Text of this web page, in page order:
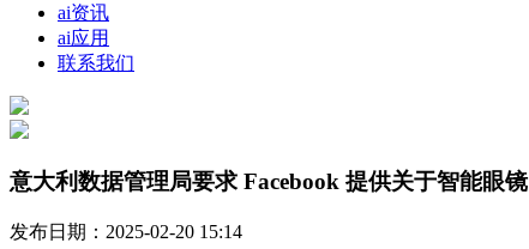
ai资讯
ai应用
联系我们
意大利数据管理局要求 Facebook 提供关于智能眼镜
发布日期：2025-02-20 15:14